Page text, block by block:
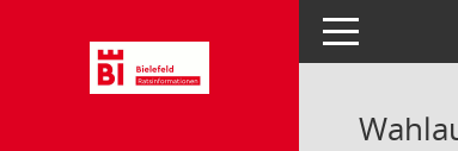
Toggle navigation